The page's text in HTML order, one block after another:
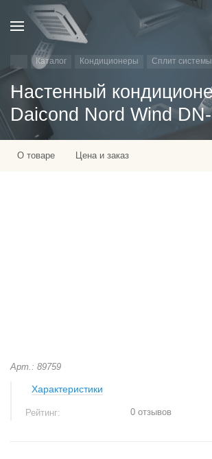
Каталог Кондиционеры Сплит системы
Настенный
Daicond Nord Wind
О товаре Цена и заказ
Арт.: 89759
Характеристики
Рейтинг: 0 отзывов